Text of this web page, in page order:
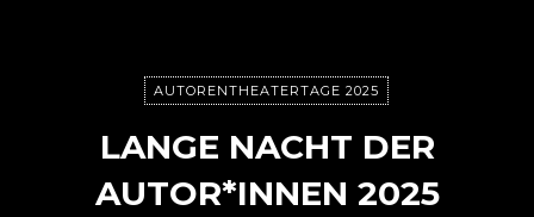
AUTORENTHEATERTAGE 2025
LANGE NACHT DER
AUTOR*INNEN 2025